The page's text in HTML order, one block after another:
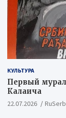
КУЛЬТУРА
Первый
Калаича
22.07.2026